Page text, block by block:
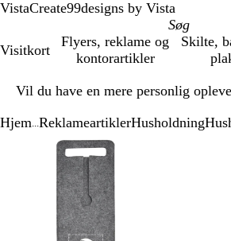
VistaCreate99designs by Vista
Visitkort
Flyers, reklame og
kontorartikler
Skilte,
Vil du have en mere personlig
1
Hjem ReklameartiklerHusholdning
Zoombart
billede
Zoomet
til
minimum
Klik
for
at
udvide
Brug
tasterne
plus
og
minus
til